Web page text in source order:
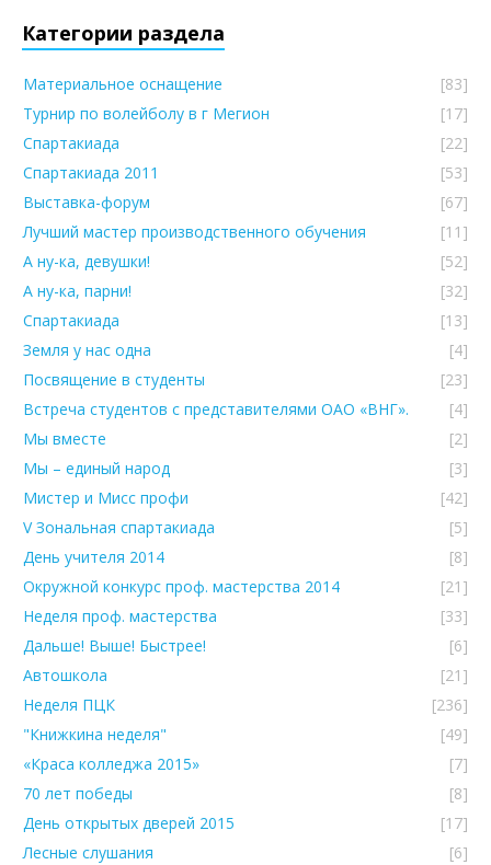
Категории раздела
Материальное оснащение
[83]
Турнир по волейболу в г Мегион
[17]
Спартакиада
[22]
Спартакиада 2011
[53]
Выставка-форум
[67]
Лучший мастер производственного обучения
[11]
А ну-ка, девушки!
[52]
А ну-ка, парни!
[32]
Спартакиада
[13]
Земля у нас одна
[4]
Посвящение в студенты
[23]
Встреча студентов с представителями ОАО «ВНГ».
[4]
Мы вместе
[2]
Мы – единый народ
[3]
Мистер и Мисс профи
[42]
V Зональная спартакиада
[5]
День учителя 2014
[8]
Окружной конкурс проф. мастерства 2014
[21]
Неделя проф. мастерства
[33]
Дальше! Выше! Быстрее!
[6]
Автошкола
[21]
Неделя ПЦК
[236]
"Книжкина неделя"
[49]
«Краса колледжа 2015»
[7]
70 лет победы
[8]
День открытых дверей 2015
[17]
Лесные слушания
[6]